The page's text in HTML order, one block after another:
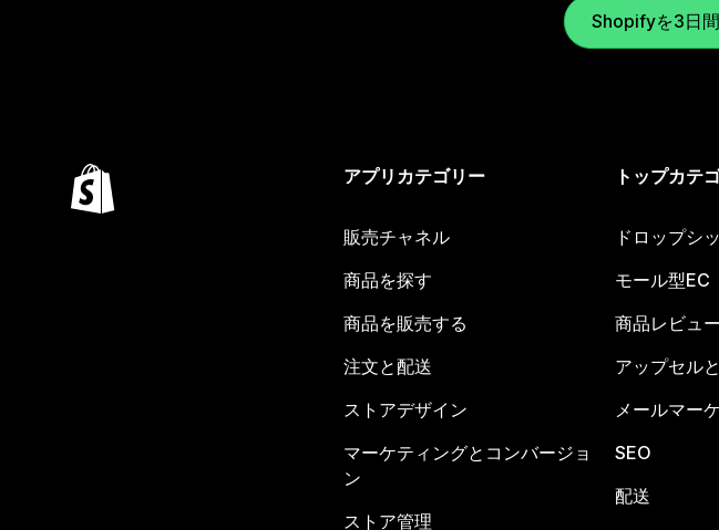
Shopifyを3日
アプリカテゴリー
販売チャネル
商品を探す
商品を販売する
注文と配送
ストアデザイン
マーケティングとコンバージョ
ン
ストア管理
トップカテ
ドロップシ
モール型EC
商品レビュー
アップセル
メールマー
SEO
配送